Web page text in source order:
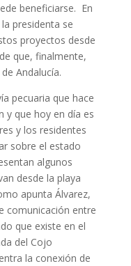
beneficiarse. En
presidenta se
proyectos desde
que, finalmente,
Andalucía.
pecuaria que hace
y que hoy en día es
y los residentes
sobre el estado
algunos
desde la playa
apunta Álvarez,
comunicación entre
que existe en el
del Cojo
la conexión de